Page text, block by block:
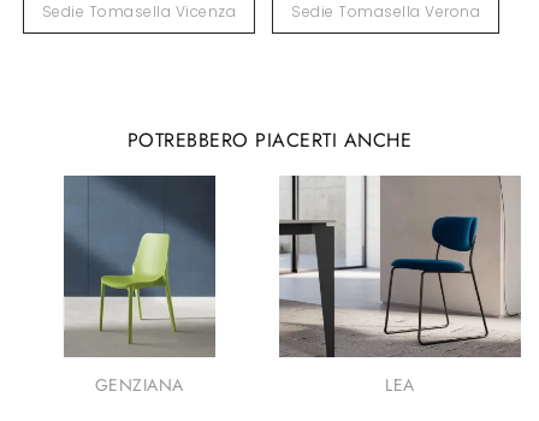
Sedie Tomasella Vicenza Sedie Tomasella Verona
POTREBBERO PIACERTI ANCHE
GENZIANA LEA